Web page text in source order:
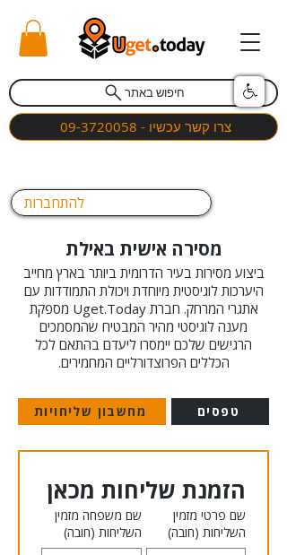
חיפוש באתר
צרו קשר עכשיו - 09-3720058
להתחברות
מסירה אישית באילת
ביצוע מסירות בעיר הדרומית ביותר בארץ מחייב
היערכות לוגיסטית מיוחדת ויכולת התמודדות עם
אתגרי המרחק. חברת Uget.Today מספקת
מענה לוגיסטי מהיר המבטיח שהמסמכים
הרגישים שלכם יימסרו ליעדם בהתאם לכל
הכללים הפרוצדורליים המחמירים.
טפסים מחשבון שליחויות
הזמנת שליחות מכאן
שם פרטי מזמין
השליחות (חובה)
שם משפחה מזמין
השליחות (חובה)